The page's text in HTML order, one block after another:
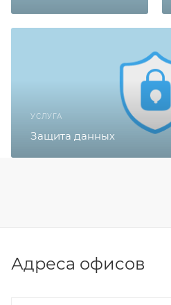
УСЛУГА
Защита данных
Адреса офисов